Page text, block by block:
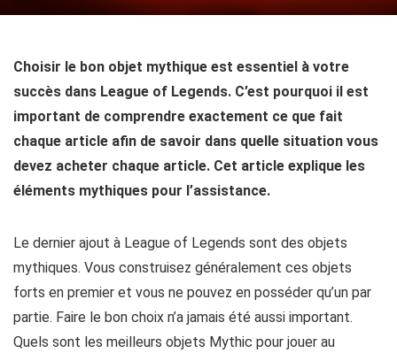
Choisir le bon objet mythique est essentiel à votre
succès dans League of Legends. C’est pourquoi il est
important de comprendre exactement ce que fait
chaque article afin de savoir dans quelle situation vous
devez acheter chaque article. Cet article explique les
éléments mythiques pour l’assistance.
Le dernier ajout à League of Legends sont des objets
mythiques. Vous construisez généralement ces objets
forts en premier et vous ne pouvez en posséder qu’un par
partie. Faire le bon choix n’a jamais été aussi important.
Quels sont les meilleurs objets Mythic pour jouer au